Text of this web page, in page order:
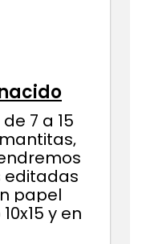
7 a 15
editadas
papel
y en